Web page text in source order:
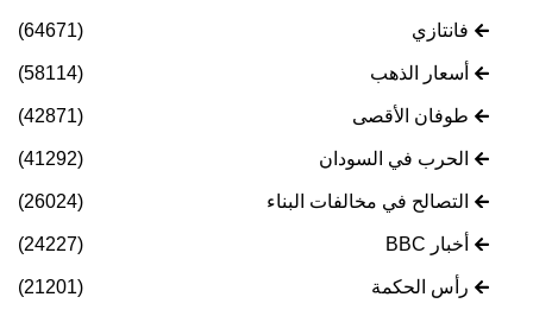
فانتازي (64671)
أسعار الذهب (58114)
طوفان الأقصى (42871)
الحرب في السودان (41292)
التصالح في مخالفات البناء (26024)
أخبار BBC (24227)
رأس الحكمة (21201)